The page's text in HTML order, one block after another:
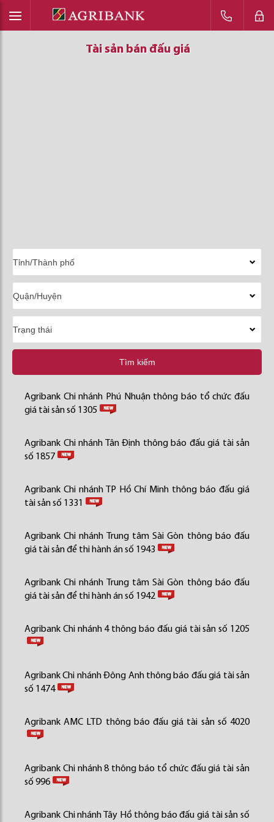
Tài sản bán đấu giá
Tài sản bán đấu giá
Tài sản bán đấu giá
Tìm kiếm
Agribank Chi nhánh Phú Nhuận thông báo tổ chức đấu
giá tài sản số 1305
Agribank Chi nhánh Tân Định thông báo đấu giá tài sản
số 1857
Agribank Chi nhánh TP Hồ Chí Minh thông báo đấu giá
tài sản số 1331
Agribank Chi nhánh Trung tâm Sài Gòn thông báo đấu
giá tài sản để thi hành án số 1943
Agribank Chi nhánh Trung tâm Sài Gòn thông báo đấu
giá tài sản để thi hành án số 1942
Agribank Chi nhánh 4 thông báo đấu giá tài sản số 1205
Agribank Chi nhánh Đông Anh thông báo đấu giá tài sản
số 1474
Agribank AMC LTD thông báo đấu giá tài sản số 4020
Agribank Chi nhánh 8 thông báo tổ chức đấu giá tài sản
số 996
Agribank Chi nhánh Tây Hồ thông báo đấu giá tài sản số